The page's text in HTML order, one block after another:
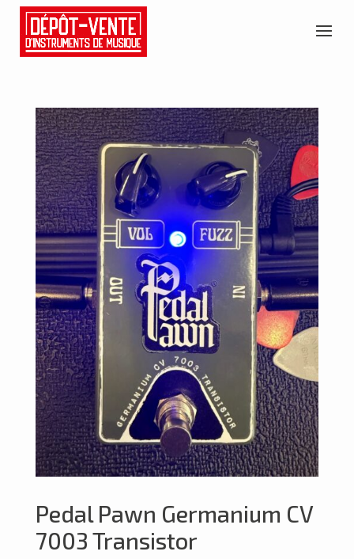
Pedal Pawn Germanium CV
7003 Transistor